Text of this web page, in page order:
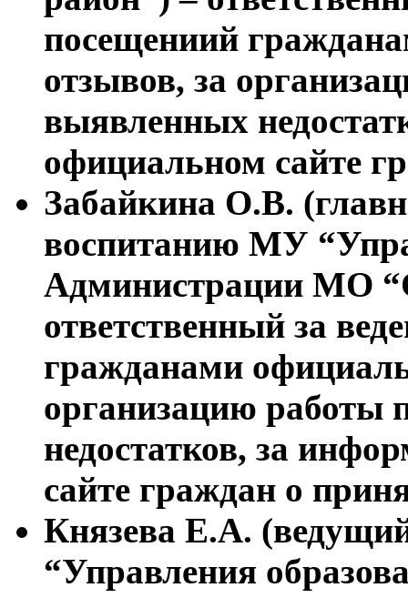
посещениий
отзывов, за
выявленных
официальном сайте
Забайкина О.В.
воспитанию МУ
Администрации МО
ответственный за
гражданами
организацию работы
недостатков, за
сайте граждан о
Князева Е.А.
“Управления